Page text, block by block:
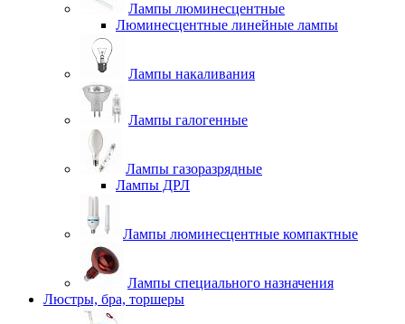
Лампы люминесцентные
Люминесцентные линейные лампы
Лампы накаливания
Лампы галогенные
Лампы газоразрядные
Лампы ДРЛ
Лампы люминесцентные компактные
Лампы специального назначения
Люстры, бра, торшеры